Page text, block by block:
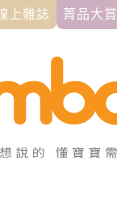
上雜誌 菁品大賞